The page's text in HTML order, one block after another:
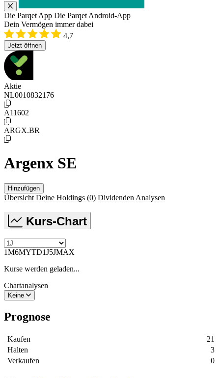
Die Parqet App Die Parqet Android-App
Dein Vermögen immer dabei
4,7
Jetzt öffnen
Aktie
NL0010832176
A11602
ARGX.BR
Argenx SE
Hinzufügen
Übersicht Deine Holdings (0) Dividenden Analysen
Kurs-Chart
1M6MYTD1J5JMAX
Kurse werden geladen...
Chartanalysen
Keine
Prognose
Kaufen
21
Halten
3
Verkaufen
0